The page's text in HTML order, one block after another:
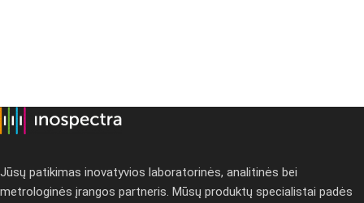
Jūsų patikimas inovatyvios laboratorinės, analitinės bei
metrologinės įrangos partneris. Mūsų produktų specialistai padės